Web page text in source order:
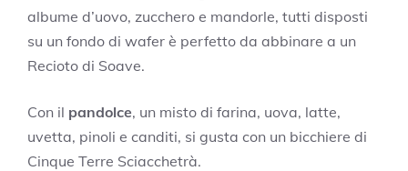
albume d’uovo, zucchero e mandorle, tutti disposti
su un fondo di wafer è perfetto da abbinare a un
Recioto di Soave.
Con il pandolce, un misto di farina, uova, latte,
uvetta, pinoli e canditi, si gusta con un bicchiere di
Cinque Terre Sciacchetrà.